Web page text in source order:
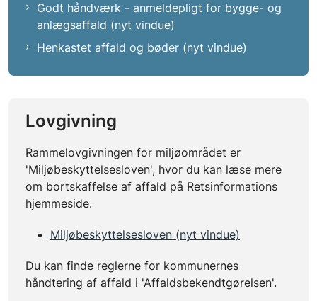
Godt håndværk - anmeldepligt for bygge- og
anlægsaffald (nyt vindue)
Henkastet affald og bøder (nyt vindue)
Lovgivning
Rammelovgivningen for miljøområdet er
'Miljøbeskyttelsesloven', hvor du kan læse mere
om bortskaffelse af affald på Retsinformations
hjemmeside.
Miljøbeskyttelsesloven (nyt vindue)
Du kan finde reglerne for kommunernes
håndtering af affald i 'Affaldsbekendtgørelsen'.